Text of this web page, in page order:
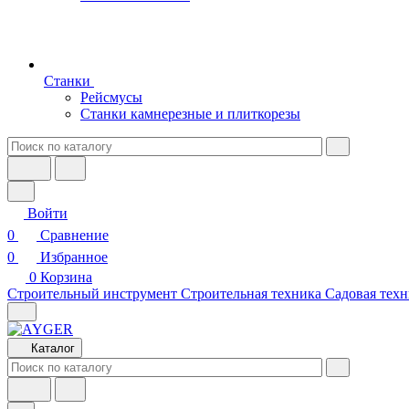
Станки
Рейсмусы
Станки камнерезные и плиткорезы
Войти
0
Сравнение
0
Избранное
0 Корзина
Строительный инструмент Строительная техника Садовая
Каталог